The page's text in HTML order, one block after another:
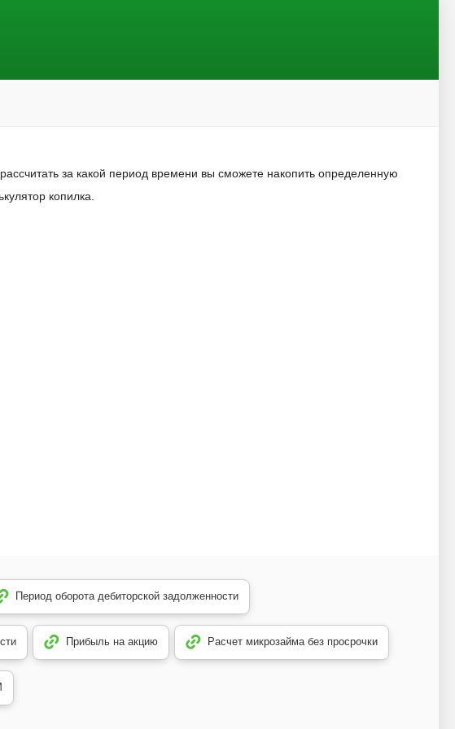
за какой период времени вы сможете накопить определенную
копилка.
Период оборота дебиторской задолженности
Прибыль на акцию Расчет микрозайма без просрочки